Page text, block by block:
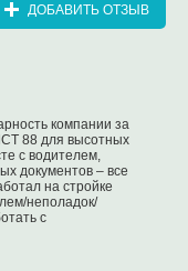
ДОБАВИТЬ ОТЗЫВ
компании за
88 для высотных
с водителем,
документов – все
на стройке
неполадок/
с